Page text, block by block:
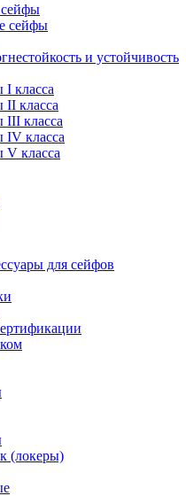
сейфы
и устойчивость
класса
II класса
III класса
IV класса
V класса
для сейфов
(локеры)